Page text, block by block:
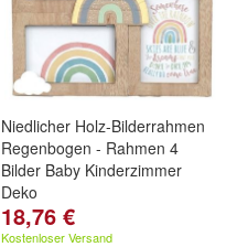
Niedlicher Holz-Bilderrahmen
Regenbogen - Rahmen 4
Bilder Baby Kinderzimmer
Deko
18,76 €
Kostenloser Versand